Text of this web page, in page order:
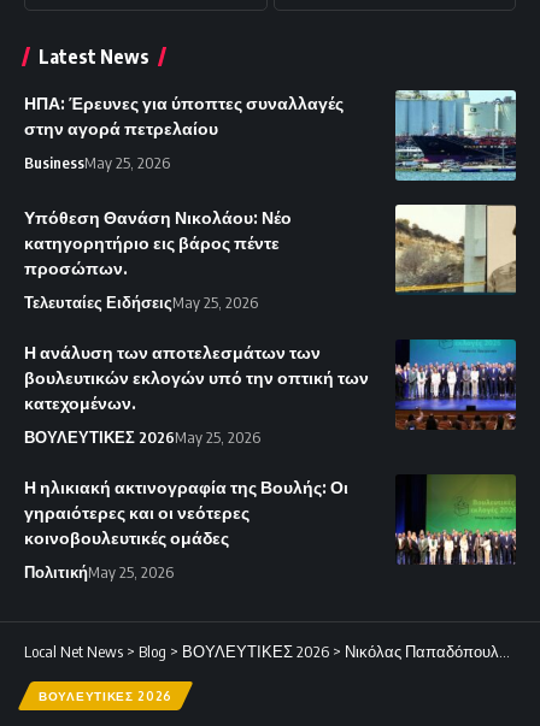
Latest News
ΗΠΑ: Έρευνες για ύποπτες συναλλαγές
στην αγορά πετρελαίου
BusinessMay 25, 2026
Υπόθεση Θανάση Νικολάου: Νέο
κατηγορητήριο εις βάρος πέντε
προσώπων.
Τελευταίες ΕιδήσειςMay 25, 2026
Η ανάλυση των αποτελεσμάτων των
βουλευτικών εκλογών υπό την οπτική των
κατεχομένων.
ΒΟΥΛΕΥΤΙΚΕΣ 2026May 25, 2026
Η ηλικιακή ακτινογραφία της Βουλής: Οι
γηραιότερες και οι νεότερες
κοινοβουλευτικές ομάδες
ΠολιτικήMay 25, 2026
Local Net News > Blog > ΒΟΥΛΕΥΤΙΚΕΣ 2026 > Νικόλας Παπαδόπουλος για υπόθεση Σάντη: «Καθυστερεί αδικαιολόγητα το πόρισμα για την εγκυρότητα των καταγγελιών»
ΒΟΥΛΕΥΤΙΚΕΣ 2026